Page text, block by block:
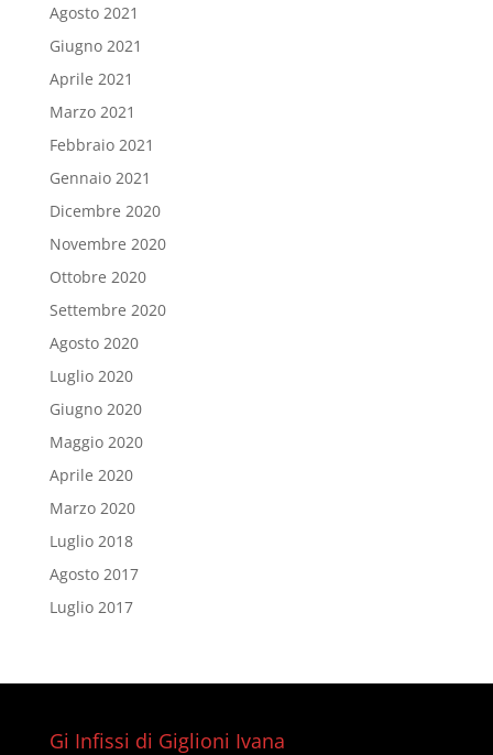
Agosto 2021
Giugno 2021
Aprile 2021
Marzo 2021
Febbraio 2021
Gennaio 2021
Dicembre 2020
Novembre 2020
Ottobre 2020
Settembre 2020
Agosto 2020
Luglio 2020
Giugno 2020
Maggio 2020
Aprile 2020
Marzo 2020
Luglio 2018
Agosto 2017
Luglio 2017
Gi Infissi di Giglioni Ivana